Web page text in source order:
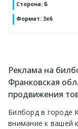
Сторона: Б
Формат: 3x6
Реклама на
Франковская
продвижения
Билборд в городе
внимание к вашей